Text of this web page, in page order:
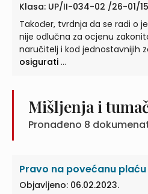
Klasa: UP/II-034-02 /26-01/15
Također, tvrdnja da se radi o
nije odlučna za ocjenu
naručitelj i kod jednostavnijih
osigurati ...
Mišljenja i
Pronađeno 8
Pravo na povećanu
Objavljeno: 06.02.2023.